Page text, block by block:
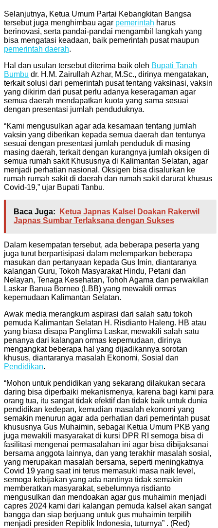
Selanjutnya, Ketua Umum Partai Kebangkitan Bangsa
tersebut juga menghimbau agar pemerintah harus
berinovasi, serta pandai-pandai mengambil langkah yang
bisa mengatasi keadaan, baik pemerintah pusat maupun
pemerintah daerah.
Hal dan usulan tersebut diterima baik oleh Bupati Tanah
Bumbu dr. H.M. Zairullah Azhar, M.Sc., dirinya mengatakan,
terkait solusi dari pemerintah pusat tentang vaksinasi, vaksin
yang dikirim dari pusat perlu adanya keseragaman agar
semua daerah mendapatkan kuota yang sama sesuai
dengan presentasi jumlah penduduknya.
“Kami mengusulkan agar ada kesamaan tentang jumlah
vaksin yang diberikan kepada semua daerah dan tentunya
sesuai dengan presentasi jumlah penduduk di masing
masing daerah, terkait dengan kurangnya jumlah oksigen di
semua rumah sakit Khususnya di Kalimantan Selatan, agar
menjadi perhatian nasional. Oksigen bisa disalurkan ke
rumah rumah sakit di daerah dan rumah sakit darurat khusus
Covid-19,” ujar Bupati Tanbu.
Baca Juga:
Ketua Japnas Kalsel Doakan Rakerwil
Japnas Sumbar Terlaksana dengan Sukses
Dalam kesempatan tersebut, ada beberapa peserta yang
juga turut berpartisipasi dalam melemparkan beberapa
masukan dan pertanyaan kepada Gus Imin, diantaranya
kalangan Guru, Tokoh Masyarakat Hindu, Petani dan
Nelayan, Tenaga Kesehatan, Tohoh Agama dan perwakilan
Laskar Banua Borneo (LBB) yang mewakili ormas
kepemudaan Kalimantan Selatan.
Awak media merangkum aspirasi dari salah satu tokoh
pemuda Kalimantan Selatan H. Risdianto Haleng. HB atau
yang biasa disapa Panglima Laskar, mewakili salah satu
penanya dari kalangan ormas kepemudaan, dirinya
mengangkat beberapa hal yang dijadikannya sorotan
khusus, diantaranya masalah Ekonomi, Sosial dan
Pendidikan.
“Mohon untuk pendidikan yang sekarang dilakukan secara
daring bisa diperbaiki mekanismenya, karena bagi kami para
orang tua, itu sangat tidak efektif dan tidak baik untuk dunia
pendidikan kedepan, kemudian masalah ekonomi yang
semakin menurun agar ada perhatian dari pemerintah pusat
khususnya Gus Muhaimin, sebagai Ketua Umum PKB yang
juga mewakili masyarakat di kursi DPR RI semoga bisa di
fasilitasi mengenai permasalahan ini agar bisa dibijaksanai
bersama anggota lainnya, dan yang terakhir masalah sosial,
yang merupakan masalah bersama, seperti meningkatnya
Covid 19 yang saat ini terus memasuki masa naik level,
semoga kebijakan yang ada nantinya tidak semakin
memberatkan masyarakat, sebelumnya risdianto
mengusulkan dan mendoakan agar gus muhaimin menjadi
capres 2024 kami dari kalangan pemuda kalsel akan sangat
bangga dan siap berjuang untuk gus muhaimin terpilih
menjadi presiden Repiblik Indonesia, tuturnya” . (Red)